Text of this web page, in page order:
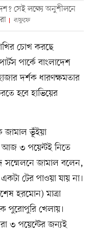
সেই লক্ষ্যে অনুশীলনে
বাফুফে
চোখ করছে
পার্কে বাংলাদেশ
দর্শক ধারণক্ষমতার
হবে হাভিয়ের
জামাল ভূঁইয়া
আজ ৩ পয়েন্টই নিতে
সম্মেলনে জামাল বলেন,
টের পাওয়া যায় না।
হরমোন) মাত্রা
পুরোপুরি খেলায়।
৩ পয়েন্টের জন্যই